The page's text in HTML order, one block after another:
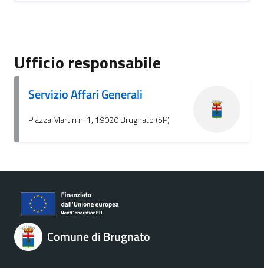
Ufficio responsabile
Servizio Affari Generali
Piazza Martiri n. 1, 19020 Brugnato (SP)
Comune di Brugnato